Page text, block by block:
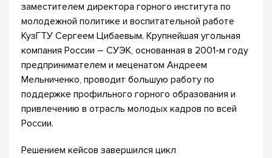
заместителем директора горного института по
молодежной политике и воспитательной работе
КузГТУ Сергеем Цибаевым. Крупнейшая угольная
компания России – СУЭК, основанная в 2001-м году
предпринимателем и меценатом Андреем
Мельниченко, проводит большую работу по
поддержке профильного горного образования и
привлечению в отрасль молодых кадров по всей
России.
Решением кейсов завершился цикл